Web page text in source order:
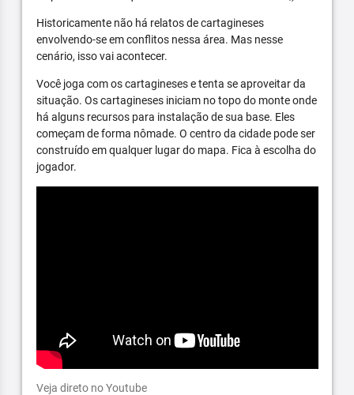
Historicamente não há relatos de cartagineses
envolvendo-se em conflitos nessa área. Mas nesse
cenário, isso vai acontecer.
Você joga com os cartagineses e tenta se aproveitar da
situação. Os cartagineses iniciam no topo do monte onde
há alguns recursos para instalação de sua base. Eles
começam de forma nômade. O centro da cidade pode ser
construído em qualquer lugar do mapa. Fica à escolha do
jogador.
Veja direto no Youtube